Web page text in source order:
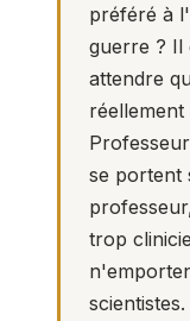
préféré à
guerre ? Il
attendre
se portent
trop